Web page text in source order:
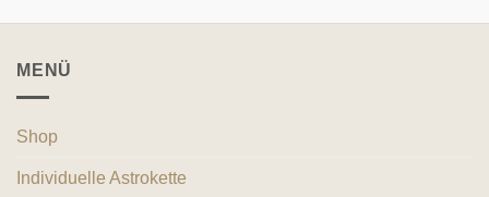
MENÜ
Shop
Individuelle Astrokette